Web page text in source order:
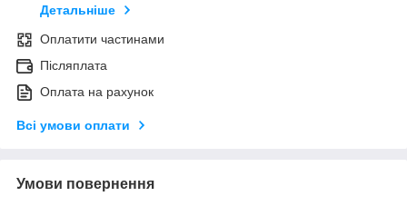
Детальніше
Оплатити частинами
Післяплата
Оплата на рахунок
Всі умови оплати
Умови повернення